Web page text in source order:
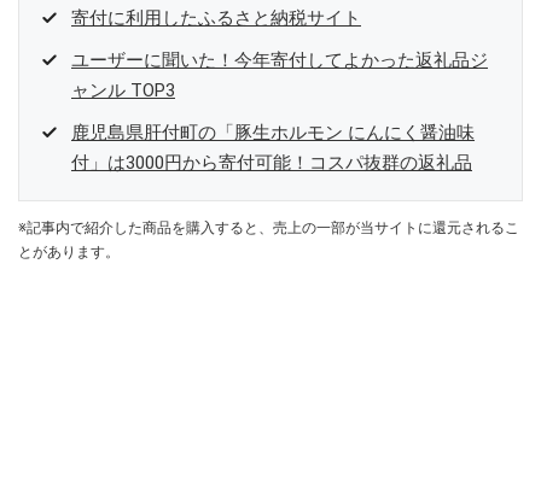
寄付に利用したふるさと納税サイト
ユーザーに聞いた！今年寄付してよかった返礼品ジ
ャンル TOP3
鹿児島県肝付町の「豚生ホルモン にんにく醤油味
付」は3000円から寄付可能！コスパ抜群の返礼品
※記事内で紹介した商品を購入すると、売上の一部が当サイトに還元されるこ
とがあります。